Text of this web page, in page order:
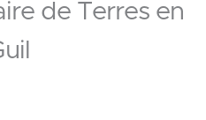
de Terres en